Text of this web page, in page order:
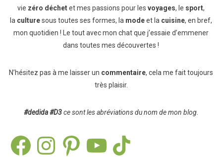
vie zéro déchetet mes passions pour les voyages, le sport,
la culturesous toutes ses formes, la modeet la cuisine, en bref,
mon quotidien ! Le tout avec mon chat que j’essaie d’emmener
dans toutes mes découvertes !
N’hésitez pas à me laisser un commentaire, cela me fait toujours
très plaisir.
#dedida #D3ce sont les abréviations du nom de mon blog.
FacebookInstagramPinterest TikTok